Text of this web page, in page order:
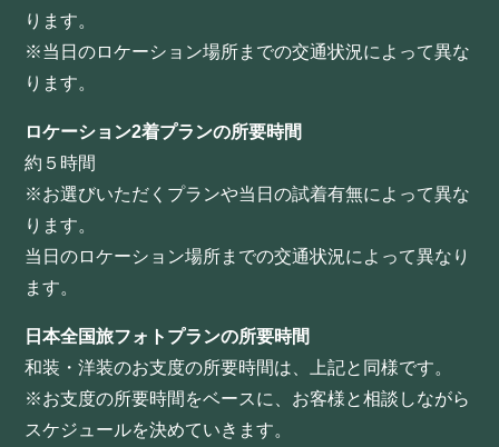
ります。
※当日のロケーション場所までの交通状況によって異な
ります。
ロケーション2着プランの所要時間
約５時間
※お選びいただくプランや当日の試着有無によって異な
ります。
当日のロケーション場所までの交通状況によって異なり
ます。
日本全国旅フォトプランの所要時間
和装・洋装のお支度の所要時間は、上記と同様です。
※お支度の所要時間をベースに、お客様と相談しながら
スケジュールを決めていきます。